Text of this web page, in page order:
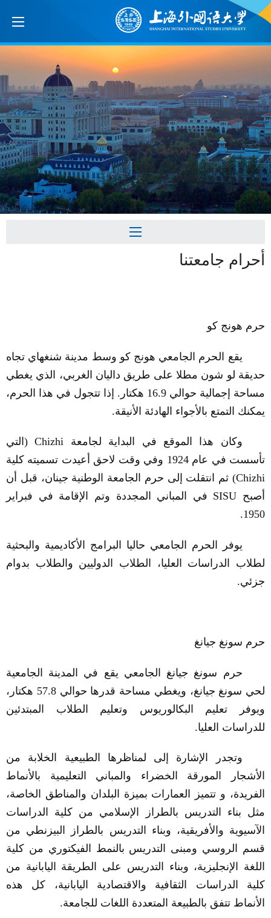
أحرام جامعتنا
حرم هونج كو
يقع الحرم الجامعي هونج كو وسط مدينة شنغهاي تجاه
حديقة لو شون مطلا على طريق داليان الغربي، الذي يغطي
مساحة إجمالية حوالي 16.9 هكتار. إذا تتجول في هذا الحرم،
يمكنك التمتع بالأجواء الهادئة الأنيقة.
وكان هذا الموقع في البداية لجامعة Chizhi(التي
تأسست في عام 1924 وفي وقت لاحق أعيدت تسميته كلية
Chizhi) ثم انتقلت إلى حرم الجامعة الوطنية جينان، قبل أن
أصبح SISU في المباني المجددة وتم الإقامة في فبراير
1950.
يوفر الحرم الجامعي حاليا البرامج الأكاديمية والبحثية
لطلاب الدراسات العليا، الطلاب الدوليين والطلاب بدوام
جزئي.
حرم سونغ جيانغ
حرم سونغ جيانغ الجامعي يقع في المدينة الجامعية
لحي سونغ جيانغ، ويغطي مساحة قدرها حوالي 57.8 هكتار،
ويوفر تعليم البكالوريوس وتعليم الطلاب المبتدئين
للدراسات العليا.
وتجدر الإشارة إلى لمناظرها الطبيعية الخلابة من
الأشجار المورقة الخضراء والمباني التعليمية بالأنماط
الفريدة، و تتميز العمارات بميزة البلدان والمناطق الخاصة،
مثل بناء التدريس بالطراز الإسلامي من كلية الدراسات
الآسيوية والأفريقية، وبناء التدريس بالطراز البيزنطي من
قسم الروسي ومبنى التدريس بالنمط الفيكتوري من كلية
اللغة الإنجليزية، وبناء التدريس على الطريقة اليابانية من
كلية الدراسات الثقافية والاقتصادية اليابانية، كل هذه
الأنماط تتفق بالطبيعة المتعددة اللغات للجامعة.